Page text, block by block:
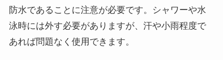
防水であることに注意が必要です。シャワーや水
泳時には外す必要がありますが、汗や小雨程度で
あれば問題なく使用できます。